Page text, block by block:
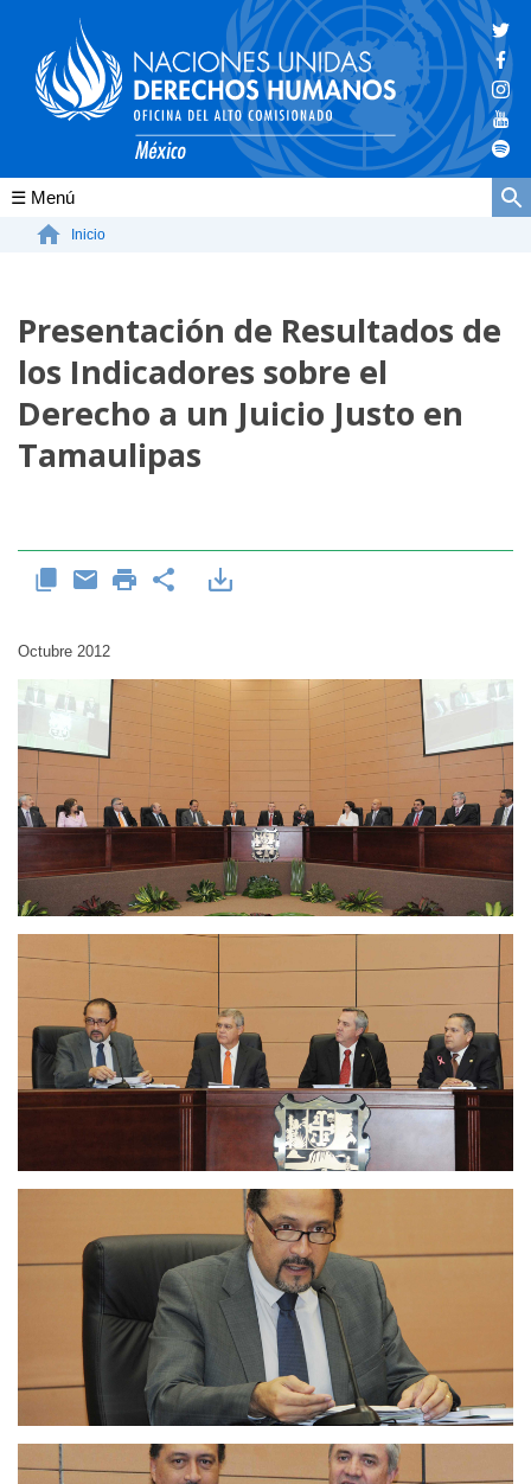
Conócenos
La ONU-DH en México
Vacantes ONU-DH México
ONU-DH en el tiempo
Inicio
Presentación de Resultados de
los Indicadores sobre el
Derecho a un Juicio Justo en
Tamaulipas
Octubre 2012